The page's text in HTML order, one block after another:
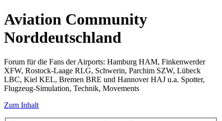
Aviation Community
Norddeutschland
Forum für die Fans der Airports: Hamburg HAM, Finkenwerder
XFW, Rostock-Laage RLG, Schwerin, Parchim SZW, Lübeck
LBC, Kiel KEL, Bremen BRE und Hannover HAJ u.a. Spotter,
Flugzeug-Simulation, Technik, Movements
Zum Inhalt